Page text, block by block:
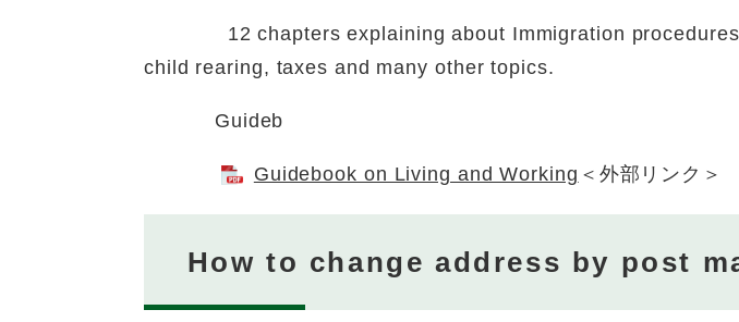
12 chapters explaining about Immigration
child rearing, taxes and many other topics.
Guideb
Guidebook on Living and Working ＜外部リンク＞
How to change address by post